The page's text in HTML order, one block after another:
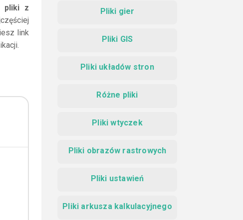
pliki z
link
Pliki gier
Pliki GIS
Pliki układów stron
Różne pliki
Pliki wtyczek
Pliki obrazów rastrowych
Pliki ustawień
Pliki arkusza kalkulacyjnego